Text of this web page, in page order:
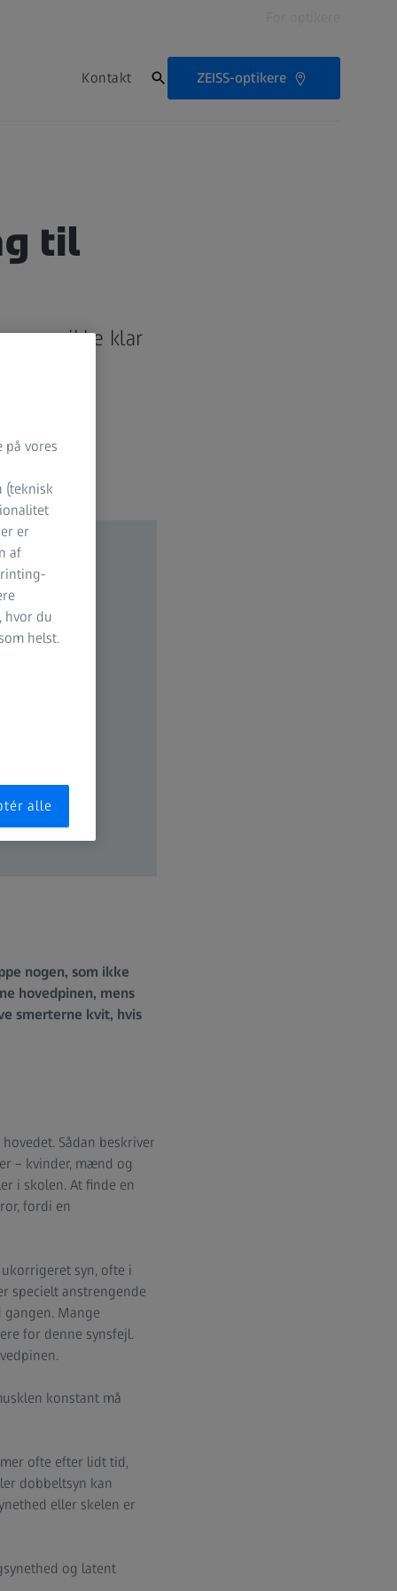
Kontakt ZEISS-optikere
til
er ikke klar
nogen, som ikke
hovedpinen, mens
smerterne kvit, hvis
Sådan beskriver
– kvinder, mænd og
i skolen. At finde en
fordi en
syn, ofte i
specielt anstrengende
Mange
for denne synsfejl.
konstant må
ofte efter lidt tid,
dobbeltsyn kan
eller skelen er
og latent
vores
(teknisk
er
af
hvor du
helst.
alle